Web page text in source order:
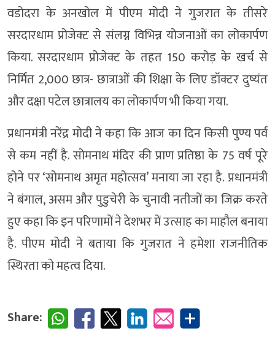
वडोदरा के अनखोल में पीएम मोदी ने गुजरात के तीसरे
सरदारधाम प्रोजेक्ट से संलग्न विभिन्न योजनाओं का लोकार्पण
किया. सरदारधाम प्रोजेक्ट के तहत 150 करोड़ के खर्च से
निर्मित 2,000 छात्र- छात्राओं की शिक्षा के लिए डॉक्टर दुष्यंत
और दक्षा पटेल छात्रालय का लोकार्पण भी किया गया.
प्रधानमंत्री नरेंद्र मोदी ने कहा कि आज का दिन किसी पुण्य पर्व
से कम नहीं है. सोमनाथ मंदिर की प्राण प्रतिष्ठा के 75 वर्ष पूरे
होने पर ‘सोमनाथ अमृत महोत्सव’ मनाया जा रहा है. प्रधानमंत्री
ने बंगाल, असम और पुडुचेरी के चुनावी नतीजों का जिक्र करते
हुए कहा कि इन परिणामों ने देशभर में उत्साह का माहौल बनाया
है. पीएम मोदी ने बताया कि गुजरात ने हमेशा राजनीतिक
स्थिरता को महत्व दिया.
Share: